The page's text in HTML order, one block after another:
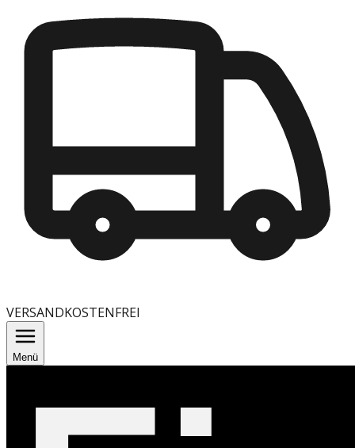
VERSANDKOSTENFREI
Menü